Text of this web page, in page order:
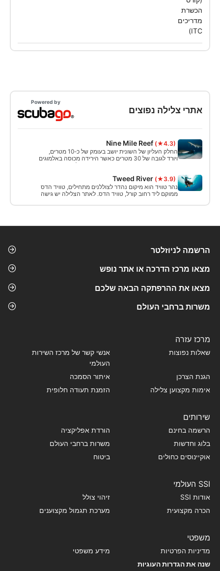
שתהיו זכאים לאפשרויות עלייה מקוצרות לעלייה
למטוס, בהן תצטרכו להשלים רק חלקים מסוימים
מקומי כדי לבחון את האפשרויות העומדות בפניכם.
אתרי צלילה נפוצים
Powered by
Nine Mile Reef (★4.3)
החלק העליון של השונית יושב בעומק של כ-10 מטרים,
ויורד לגובה של 30 מטרים כאשר הירידה מכוסה באלמוגים
קשים ורכים רבים. דגי השונית מפוזרים בחלקים הרדודים
ומדי פעם מנטה ריי מקיפים את השונית.
Tweed River (★3.9)
נהר טוויד הוא מיקום נהדר לצוללנים מתחילים, טוויד הדס
ממוקם ליד רחוב קורל, טוויד הדס. לאתר הצלילה יש גישה
אפשרות חוף לצלילת סחף. אתר מקסים מאוד. Vis הוא
הרשמה לניוזלטר
מצאו מרכז הדרכה או אתר נופש
מצאו את ההרפתקה הבאה שלכם
משרות ברחבי העולם
מרכז עזרה
שאלות נפוצות
אנשי קשר של מרכז השירות
העולמי
הגנת הצרכן
איתור הסמכה
אימות מקצוען צלילה
הזמנת תעודה חלופית
שירותים
הרשמה בחינם
הורדת אפליקציה
בלוג וחדשות
משרות ברחבי העולם
אוקיינוסים כחולים
ביטוח
SSI העולמי
אודות SSI
זיהוי צולל
הכרה מקצועית
מערכת תגמול מקצוענים
משפטי
מדיניות הפרטיות
מידע משפטי
שנה את הגדרות העוגיות